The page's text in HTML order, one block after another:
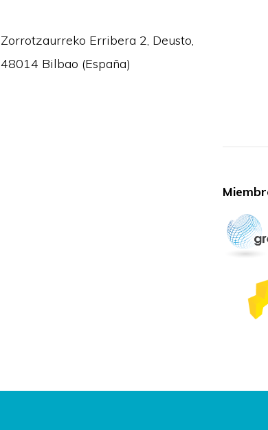
Zorrotzaurreko Erribera 2, Deusto,
48014 Bilbao (España)